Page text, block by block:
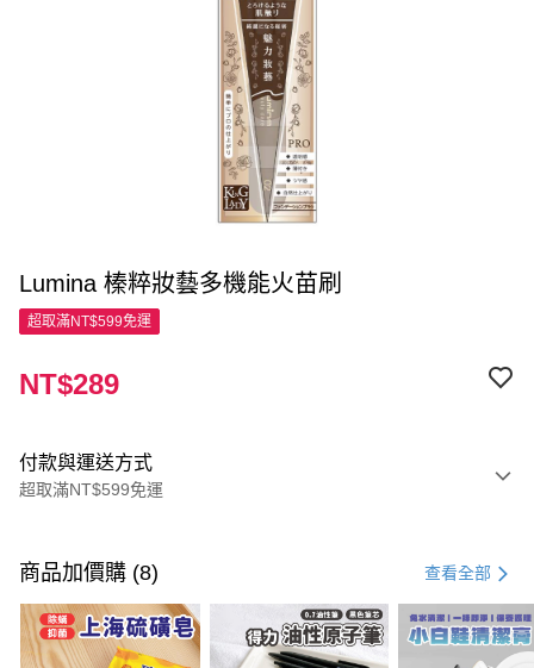
Lumina 榛粹妝藝多機能火苗刷
超取滿NT$599免運
NT$289
付款與運送方式
超取滿NT$599免運
信用卡一次付款
超商取貨付款
LINE Pay
商品加價購 (8) 查看全部